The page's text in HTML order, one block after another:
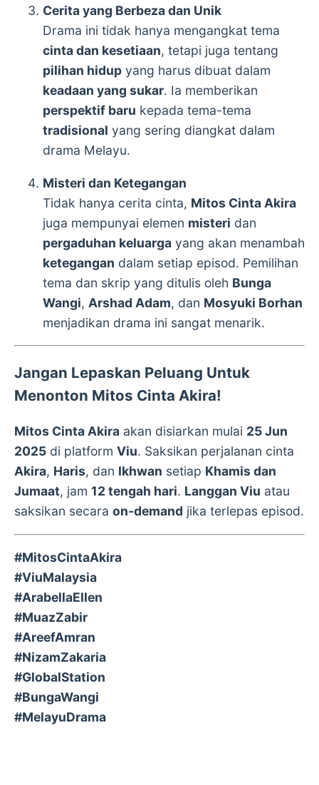
Cerita yang Berbeza dan Unik
Drama ini tidak hanya mengangkat tema
cinta dan kesetiaan, tetapi juga tentang
pilihan hidup yang harus dibuat dalam
keadaan yang sukar. Ia memberikan
perspektif baru kepada tema-tema
tradisional yang sering diangkat dalam
drama Melayu.
Misteri dan Ketegangan
Tidak hanya cerita cinta, Mitos Cinta Akira
juga mempunyai elemen misteri dan
pergaduhan keluarga yang akan menambah
ketegangan dalam setiap episod. Pemilihan
tema dan skrip yang ditulis oleh Bunga
Wangi, Arshad Adam, dan Mosyuki Borhan
menjadikan drama ini sangat menarik.
Jangan Lepaskan Peluang Untuk
Menonton Mitos Cinta Akira!
Mitos Cinta Akira akan disiarkan mulai 25 Jun
2025 di platform Viu. Saksikan perjalanan cinta
Akira, Haris, dan Ikhwan setiap Khamis dan
Jumaat, jam 12 tengah hari. Langgan Viu atau
saksikan secara on-demand jika terlepas episod.
#MitosCintaAkira
#ViuMalaysia
#ArabellaEllen
#MuazZabir
#AreefAmran
#NizamZakaria
#GlobalStation
#BungaWangi
#MelayuDrama